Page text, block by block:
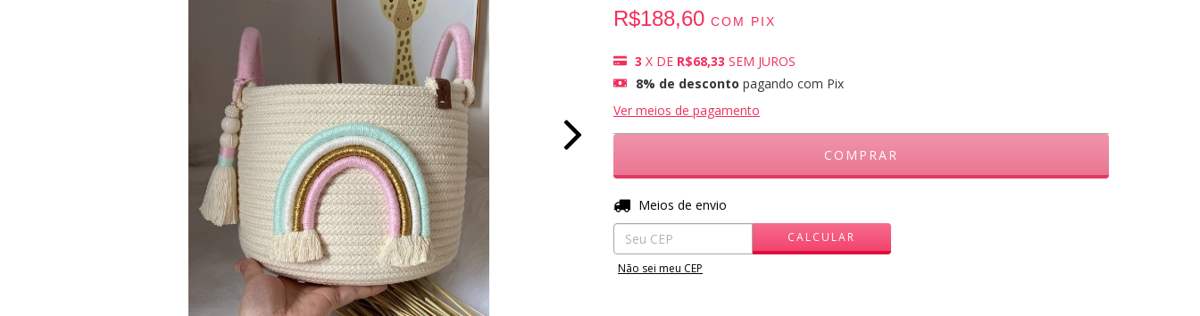
R$188,60 COM PIX
3 X DE R$68,33 SEM JUROS
8% de desconto pagando com Pix
Ver meios de pagamento
Entregas para o CEP:
Meios de envio
CALCULAR
Não sei meu CEP